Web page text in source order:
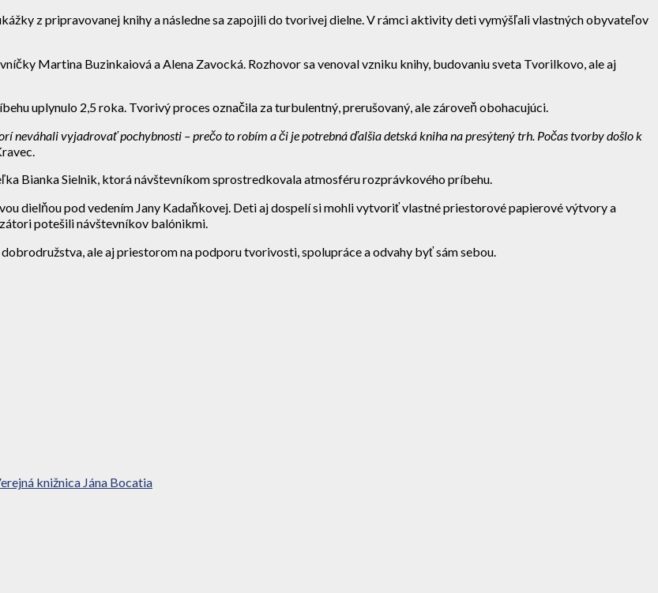
z pripravovanej knihy a následne sa zapojili do tvorivej dielne. V rámci aktivity deti vymýšľali vlastných obyvateľov
Martina Buzinkaiová a Alena Zavocká. Rozhovor sa venoval vzniku knihy, budovaniu sveta Tvorilkovo, ale aj
uplynulo 2,5 roka. Tvorivý proces označila za turbulentný, prerušovaný, ale zároveň obohacujúci.
neváhali vyjadrovať pochybnosti – prečo to robím a či je potrebná ďalšia detská kniha na presýtený trh. Počas tvorby došlo k
Bianka Sielnik, ktorá návštevníkom sprostredkovala atmosféru rozprávkového príbehu.
dielňou pod vedením Jany Kadaňkovej. Deti aj dospelí si mohli vytvoriť vlastné priestorové papierové výtvory a
potešili návštevníkov balónikmi.
ale aj priestorom na podporu tvorivosti, spolupráce a odvahy byť sám sebou.
knižnica Jána Bocatia